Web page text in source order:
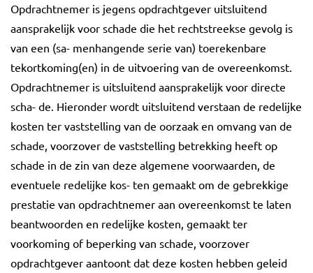
Opdrachtnemer is jegens opdrachtgever uitsluitend
aansprakelijk voor schade die het rechtstreekse gevolg is
van een (sa- menhangende serie van) toerekenbare
tekortkoming(en) in de uitvoering van de overeenkomst.
Opdrachtnemer is uitsluitend aansprakelijk voor directe
scha- de. Hieronder wordt uitsluitend verstaan de redelijke
kosten ter vaststelling van de oorzaak en omvang van de
schade, voorzover de vaststelling betrekking heeft op
schade in de zin van deze algemene voorwaarden, de
eventuele redelijke kos- ten gemaakt om de gebrekkige
prestatie van opdrachtnemer aan overeenkomst te laten
beantwoorden en redelijke kosten, gemaakt ter
voorkoming of beperking van schade, voorzover
opdrachtgever aantoont dat deze kosten hebben geleid